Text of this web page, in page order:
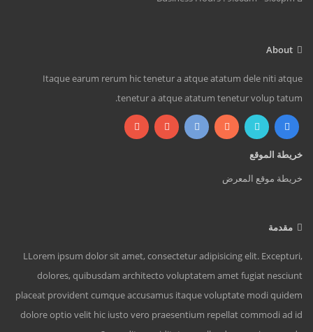
Itaque earum rerum hic tenetur a atque atatum dele niti atque
tenetur a atque atatum tenetur volup tatum.
خريطة الموقع
خريطة موقع المعرض
مقدمة
LLorem ipsum dolor sit amet, consectetur adipisicing elit. Excepturi,
dolores, quibusdam architecto voluptatem amet fugiat nesciunt
placeat provident cumque accusamus itaque voluptate modi quidem
dolore optio velit hic iusto vero praesentium repellat commodi ad id